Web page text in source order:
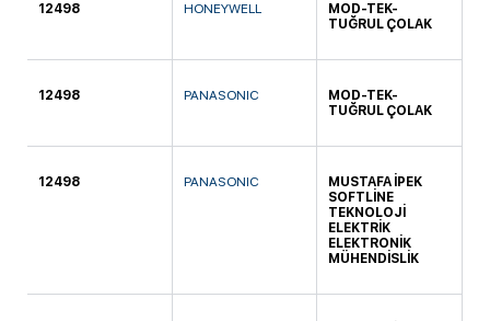
12498 HONEYWELL
MOD-TEK-
TUĞRUL ÇOLAK
12498 PANASONIC
MOD-TEK-
TUĞRUL ÇOLAK
12498 PANASONIC
MUSTAFA İPEK
SOFTLİNE
TEKNOLOJİ
ELEKTRİK
ELEKTRONİK
MÜHENDİSLİK